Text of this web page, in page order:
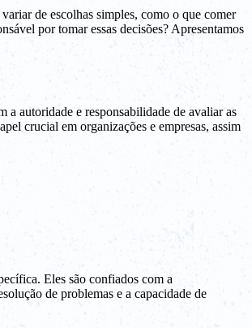
de escolhas simples, como o que comer
por tomar essas decisões? Apresentamos
a autoridade e responsabilidade de avaliar as
crucial em organizações e empresas, assim
Eles são confiados com a
de problemas e a capacidade de